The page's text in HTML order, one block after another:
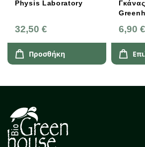
Γκάνας Bio,
Greenhouse
Επιλέξτε βάρος